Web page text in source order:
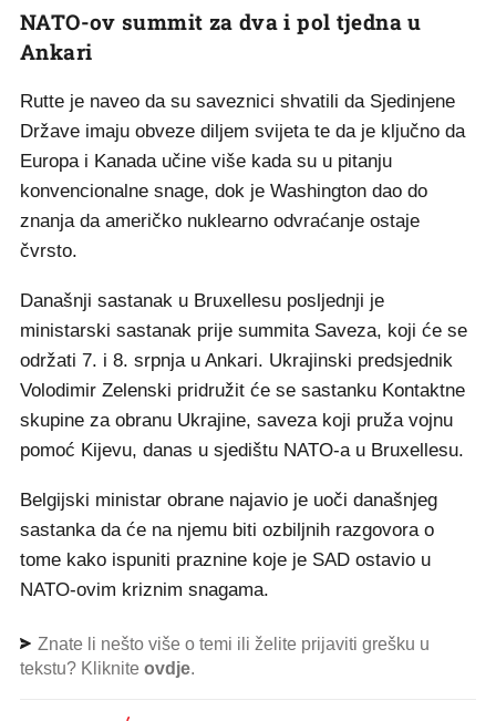
NATO-ov summit za dva i pol tjedna u
Ankari
Rutte je naveo da su saveznici shvatili da Sjedinjene
Države imaju obveze diljem svijeta te da je ključno da
Europa i Kanada učine više kada su u pitanju
konvencionalne snage, dok je Washington dao do
znanja da američko nuklearno odvraćanje ostaje
čvrsto.
Današnji sastanak u Bruxellesu posljednji je
ministarski sastanak prije summita Saveza, koji će se
održati 7. i 8. srpnja u Ankari. Ukrajinski predsjednik
Volodimir Zelenski pridružit će se sastanku Kontaktne
skupine za obranu Ukrajine, saveza koji pruža vojnu
pomoć Kijevu, danas u sjedištu NATO-a u Bruxellesu.
Belgijski ministar obrane najavio je uoči današnjeg
sastanka da će na njemu biti ozbiljnih razgovora o
tome kako ispuniti praznine koje je SAD ostavio u
NATO-ovim kriznim snagama.
Znate li nešto više o temi ili želite prijaviti grešku u
tekstu? Kliknite ovdje.